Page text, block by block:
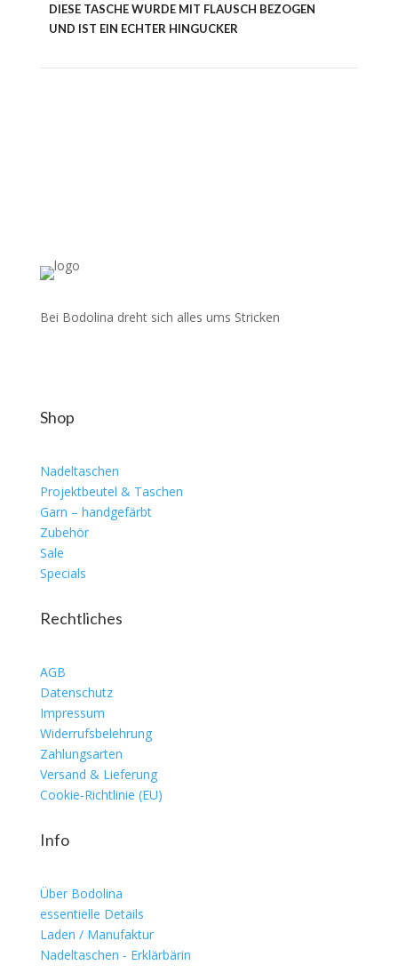
DIESE TASCHE WURDE MIT FLAUSCH BEZOGEN
UND IST EIN ECHTER HINGUCKER
Bei Bodolina dreht sich alles ums Stricken
Shop
Nadeltaschen
Projektbeutel & Taschen
Garn – handgefärbt
Zubehör
Sale
Specials
Rechtliches
AGB
Datenschutz
Impressum
Widerrufsbelehrung
Zahlungsarten
Versand & Lieferung
Cookie-Richtlinie (EU)
Info
Über Bodolina
essentielle Details
Laden / Manufaktur
Nadeltaschen - Erklärbärin